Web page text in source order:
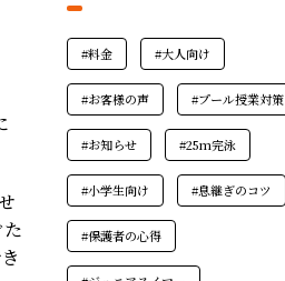
#料金 #大人向け
#お客様の声 #プール授業対策
#お知らせ #25m完泳
#小学生向け #息継ぎのコツ
#保護者の心得